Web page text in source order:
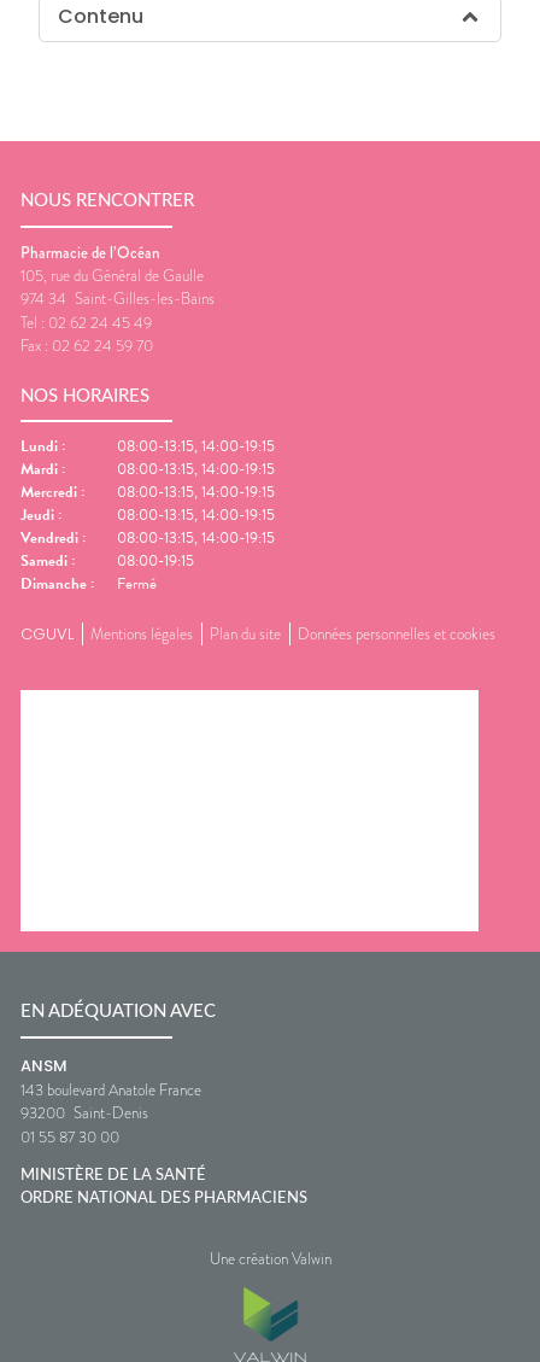
Contenu
NOUS RENCONTRER
Pharmacie de l’Océan
105, rue du Général de Gaulle
974 34 Saint-Gilles-les-Bains
Tel : 02 62 24 45 49
Fax : 02 62 24 59 70
NOS HORAIRES
Lundi :
08:00-13:15, 14:00-19:15
Mardi :
08:00-13:15, 14:00-19:15
Mercredi :
08:00-13:15, 14:00-19:15
Jeudi :
08:00-13:15, 14:00-19:15
Vendredi :
08:00-13:15, 14:00-19:15
Samedi :
08:00-19:15
Dimanche : Fermé
CGUVL Mentions légales Plan du site Données personnelles et cookies
EN ADÉQUATION AVEC
ANSM
143 boulevard Anatole France
93200 Saint-Denis
01 55 87 30 00
MINISTÈRE DE LA SANTÉ
ORDRE NATIONAL DES PHARMACIENS
Une création Valwin